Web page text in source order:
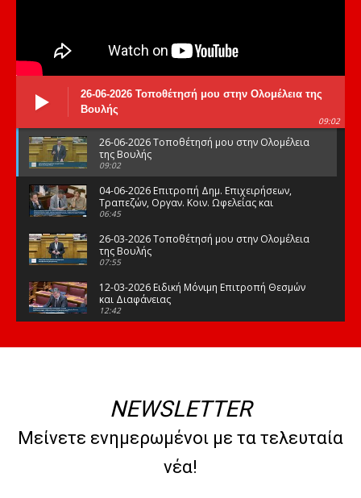
26-06-2026 Τοποθέτησή μου στην Ολομέλεια της
Βουλής
09:02
26-06-2026 Τοποθέτησή μου στην Ολομέλεια
της Βουλής
09:02
04-06-2026 Επιτροπή Δημ. Επιχειρήσεων,
Τραπεζών, Οργαν. Κοιν. Ωφελείας και
Φορέων Κοινων. Ασφάλισης
06:45
26-03-2026 Τοποθέτησή μου στην Ολομέλεια
της Βουλής
07:55
12-03-2026 Ειδική Μόνιμη Επιτροπή Θεσμών
και Διαφάνειας
12:42
της Βουλής
08:47
10-02-2026 Διαρκής Επιτροπή Μορφωτικών
Υποθέσεων
NEWSLETTER
Μείνετε ενημερωμένοι με τα τελευταία
νέα!